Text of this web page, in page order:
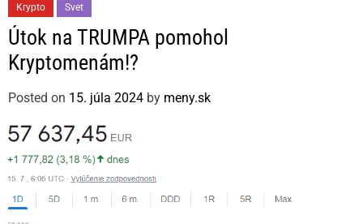
a
t
e
o
r
e
Krypto Svet
Útok na TRUMPA pomohol
Kryptomenám!?
Posted on 15. júla 2024 by meny.sk